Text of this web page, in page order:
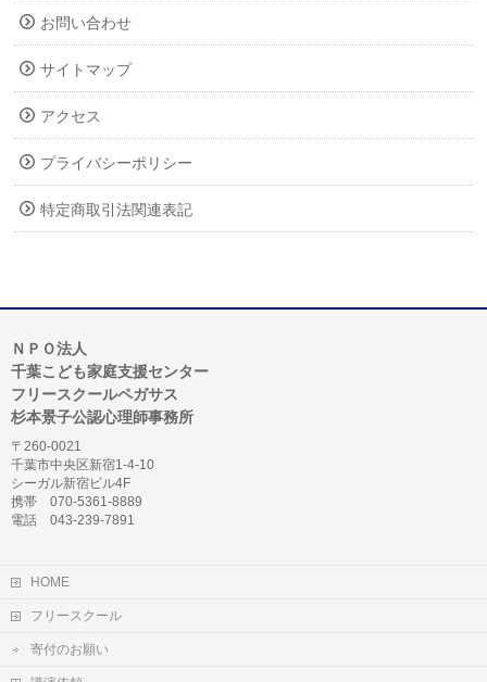
お問い合わせ
サイトマップ
アクセス
プライバシーポリシー
特定商取引法関連表記
ＮＰＯ法人
千葉こども家庭支援センター
フリースクールペガサス
杉本景子公認心理師事務所
〒260-0021
千葉市中央区新宿1-4-10
シーガル新宿ビル4F
携帯 070-5361-8889
電話 043-239-7891
HOME
フリースクール
寄付のお願い